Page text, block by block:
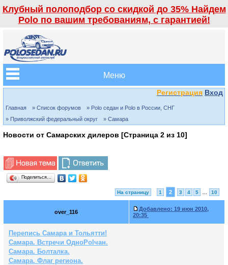
Клубный полоподбор со скидкой до 35% Найдем
Polo по вашим требованиям, с гарантией!
Меню
Регистрация Вход
Главная » Список форумов
» Polo седан и Polo в России, СНГ
» Приволжский федеральный округ
» Самара
Новости от Самарских дилеров [Страница 2 из 10]
Поделиться…
На страницу 1 2 3 4 5 10
over_116 Добавлено: 19 июн 2010,
20:35
Перепись Самара и Тольятти!
Самара. Встречи ОдноPolчан.
Самара. Болталка.
Самара. Флаг региона.